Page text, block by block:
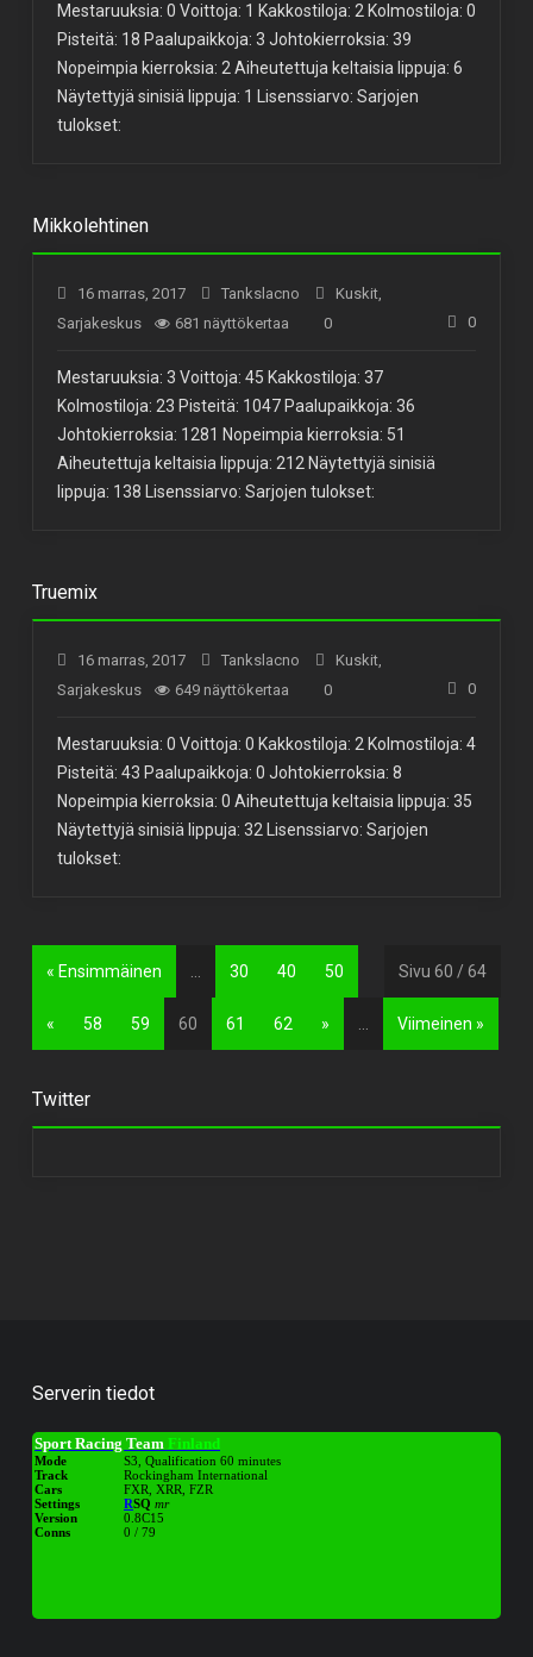
Mestaruuksia: 0 Voittoja: 1 Kakkostiloja: 2 Kolmostiloja: 0
Pisteitä: 18 Paalupaikkoja: 3 Johtokierroksia: 39
Nopeimpia kierroksia: 2 Aiheutettuja keltaisia lippuja: 6
Näytettyjä sinisiä lippuja: 1 Lisenssiarvo: Sarjojen
tulokset:
Mikkolehtinen
16 marras, 2017 Tankslacno Kuskit,
Sarjakeskus
681 näyttökertaa 0 0
Mestaruuksia: 3 Voittoja: 45 Kakkostiloja: 37
Kolmostiloja: 23 Pisteitä: 1047 Paalupaikkoja: 36
Johtokierroksia: 1281 Nopeimpia kierroksia: 51
Aiheutettuja keltaisia lippuja: 212 Näytettyjä sinisiä
lippuja: 138 Lisenssiarvo: Sarjojen tulokset:
Truemix
16 marras, 2017 Tankslacno Kuskit,
Sarjakeskus
649 näyttökertaa 0 0
Mestaruuksia: 0 Voittoja: 0 Kakkostiloja: 2 Kolmostiloja: 4
Pisteitä: 43 Paalupaikkoja: 0 Johtokierroksia: 8
Nopeimpia kierroksia: 0 Aiheutettuja keltaisia lippuja: 35
Näytettyjä sinisiä lippuja: 32 Lisenssiarvo: Sarjojen
tulokset:
Sivu 60 / 64
« Ensimmäinen 30 40 50
« 58 59 60 61 62 » Viimeinen »
Twitter
Serverin tiedot